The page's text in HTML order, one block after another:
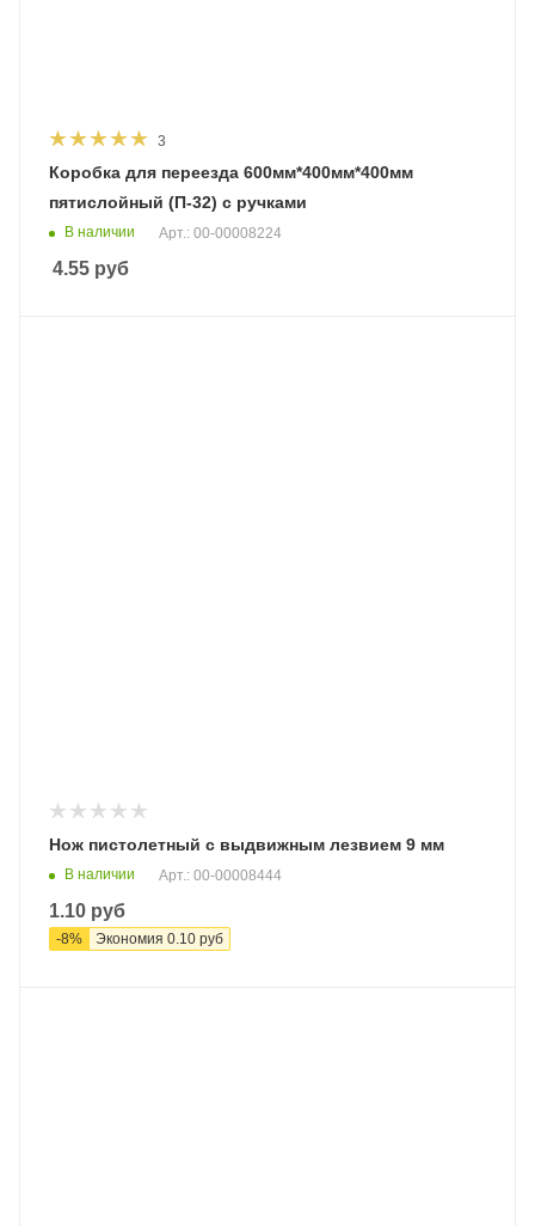
3
Коробка для переезда 600мм*400мм*400мм
пятислойный (П-32) с ручками
В наличии Арт.: 00-00008224
4.55 руб
Нож пистолетный с выдвижным лезвием 9 мм
В наличии Арт.: 00-00008444
1.10 руб
-8% Экономия 0.10 руб